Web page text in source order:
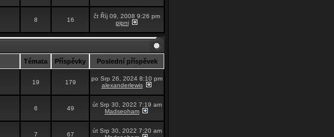
8 16
čt Říj 09, 2008 9:26 pm
pipni
Témata Příspěvky Poslední příspěvek
19 179
po Srp 26, 2024 8:10 pm
alexanderlewis
6 49
út Srp 30, 2022 7:19 am
Madseoham
7 67
út Srp 30, 2022 7:20 am